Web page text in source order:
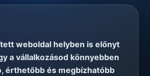
weboldal helyben is előnyt
a vállalkozásod könnyebben
érthetőbb és megbízhatóbb